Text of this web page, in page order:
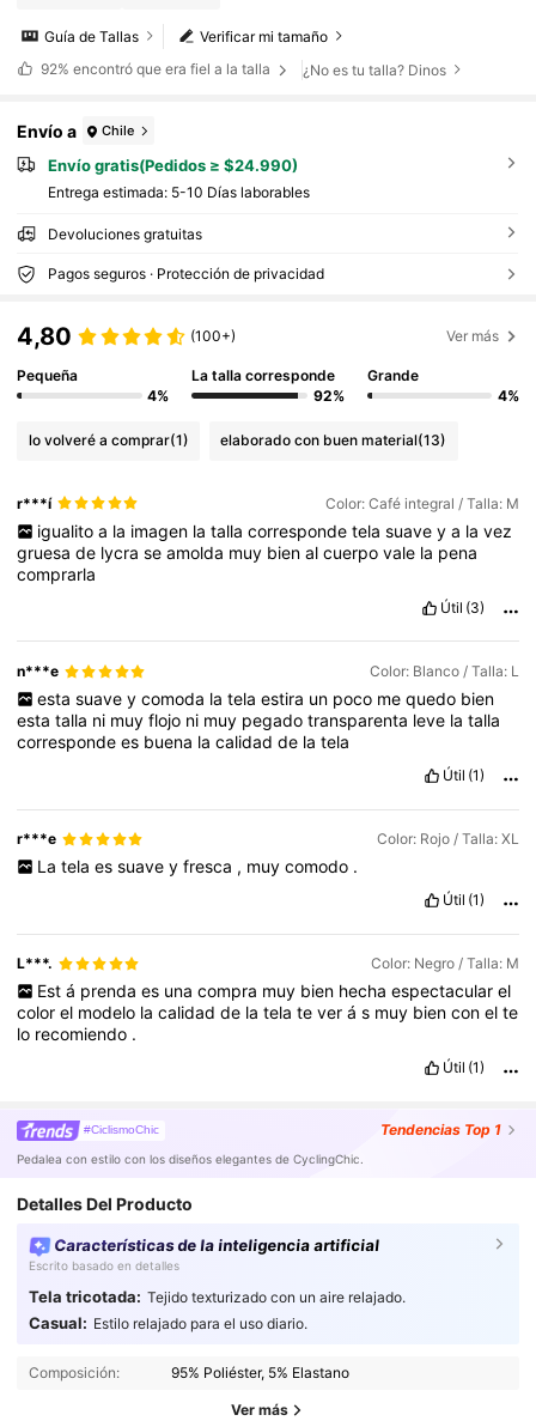
Verificar mi tamaño
Guía de Tallas
92% encontró que era fiel a la talla ¿No es tu talla? Dinos
Envío a Chile
Envío gratis(Pedidos ≥ $24.990)
Entrega estimada: 5-10 Días laborables
Devoluciones gratuitas
Pagos seguros · Protección de privacidad
4,80 (100+) Ver más
Pequeña
4%
La talla corresponde
92%
Grande
4%
lo volveré a comprar(1) elaborado con buen material(13)
r***í Color: Café integral / Talla: M
igualito a la imagen la talla corresponde tela suave y a la vez
gruesade lycraseamolda muy bienalcuerpovale la pena
comprarla
Útil (3)
n***e Color: Blanco / Talla: L
esta suave y comoda la tela estira un poco me quedo bien
estatalla ni muyflojo ni muy pegadotransparenta leve latalla
correspondees buena lacalidadde latela
Útil (1)
r***e Color: Rojo / Talla: XL
La tela es suave y fresca , muy comodo .
Útil (1)
L***. Color: Negro / Talla: M
Est á prenda es una compra muy bien hecha espectacular el
colorel modelo lacalidadde latelateverás muy bienconelte
lo recomiendo .
Útil (1)
#CiclismoChic Tendencias Top 1
Pedalea con estilo con los diseños elegantes de CyclingChic.
Detalles Del Producto
Características de la inteligencia artificial
Escrito basado en detalles
Tela tricotada: Tejido texturizado con un aire relajado.
Casual: Estilo relajado para el uso diario.
Composición: 95% Poliéster, 5% Elastano
Ver más
4,90 315K Seguidores